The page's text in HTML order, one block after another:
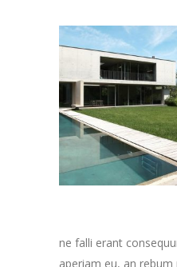
ne falli erant
aperiam eu, an